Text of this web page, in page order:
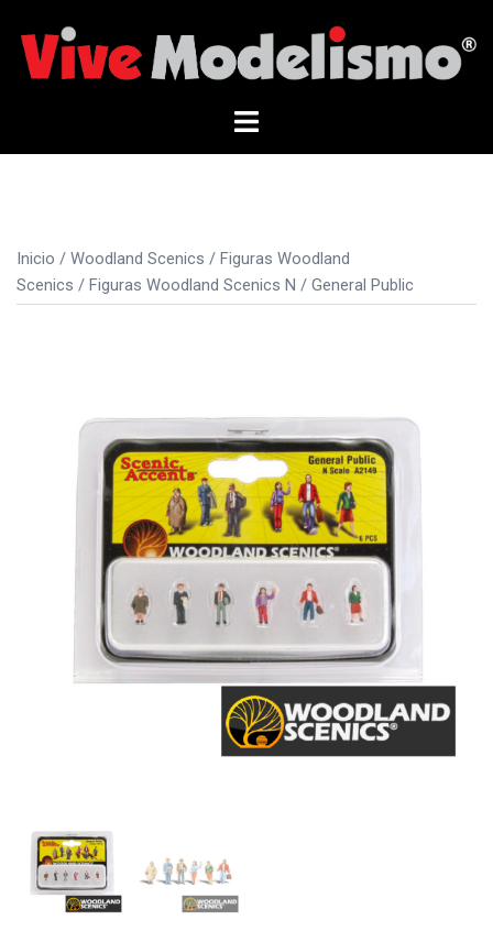
contenido
Alternar
Inicio / Woodland Scenics / Figuras Woodland
Scenics / Figuras Woodland Scenics N / General Public